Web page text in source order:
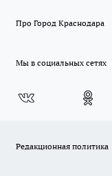
Про Город Краснодара
Мы в социальных сетях
Редакционная политика